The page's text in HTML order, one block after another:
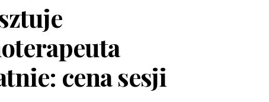
cena sesji